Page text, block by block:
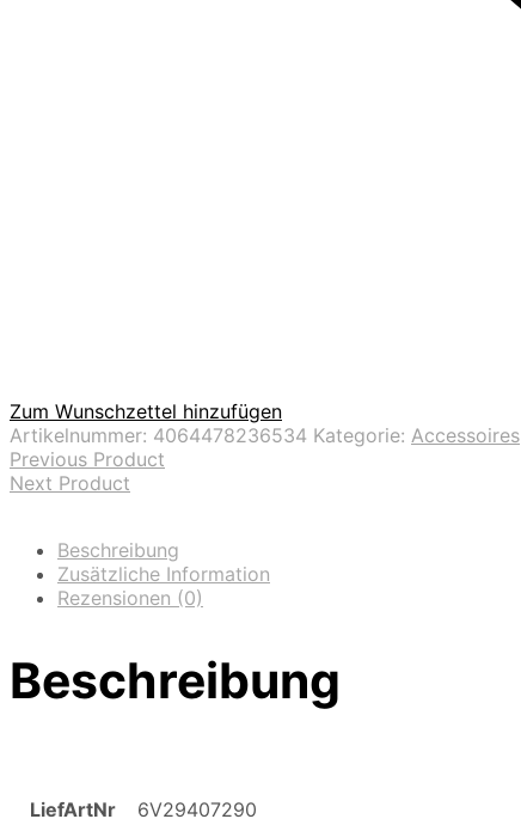
Zum Wunschzettel hinzufügen
Artikelnummer: 4064478236534 Kategorie: Accessoires
Previous Product
Next Product
Beschreibung
Zusätzliche Information
Rezensionen (0)
Beschreibung
LiefArtNr 6V29407290